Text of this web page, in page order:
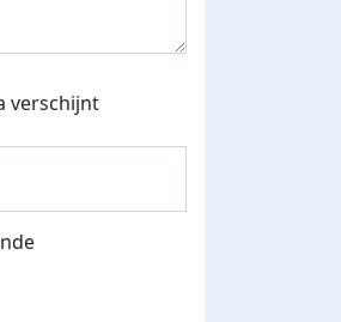
verhoogd
verschijnt